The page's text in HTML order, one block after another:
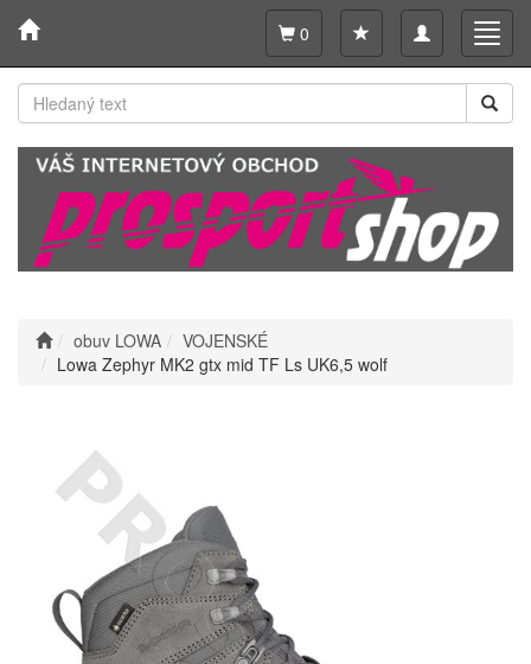
Toggle
navigation
0
obuv LOWA
VOJENSKÉ
Lowa Zephyr MK2 gtx mid TF Ls UK6,5 wolf